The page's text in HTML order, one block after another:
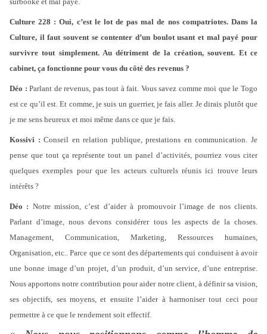
Culture 228 : Oui, c’est le lot de pas mal de nos compatriotes. Dans la
Culture, il faut souvent se contenter d’un boulot usant et mal payé pour
survivre tout simplement. Au détriment de la création, souvent. Et ce
cabinet, ça fonctionne pour vous du côté des revenus ?
Déo : Parlant de revenus, pas tout à fait. Vous savez comme moi que le Togo
est ce qu’il est. Et comme, je suis un guerrier, je fais aller. Je dirais plutôt que
je me sens heureux et moi même dans ce que je fais.
Kossivi :Conseil en relation publique, prestations en communication. Je
pense que tout ça représente tout un panel d’activités, pourriez vous citer
quelques exemples pour que les acteurs culturels réunis ici trouve leurs
intérêts ?
Déo : Notre mission, c’est d’aider à promouvoir l’image de nos clients.
Parlant d’image, nous devons considérer tous les aspects de la choses.
Management, Communication, Marketing, Ressources humaines,
Organisation, etc.. Parce que ce sont des départements qui conduisent à avoir
une bonne image d’un projet, d’un produit, d’un service, d’une entreprise.
Nous apportons notre contribution pour aider notre client, à définir sa vision,
ses objectifs, ses moyens, et ensuite l’aider à harmoniser tout ceci pour
permettre à ce que le rendement soit effectif.